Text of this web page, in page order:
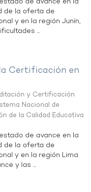
de la oferta de
y en la región Junín,
...
Certificación en
y Certificación
Nacional de
de la Calidad Educativa
de avance en la
de la oferta de
y en la región Lima
y las ...